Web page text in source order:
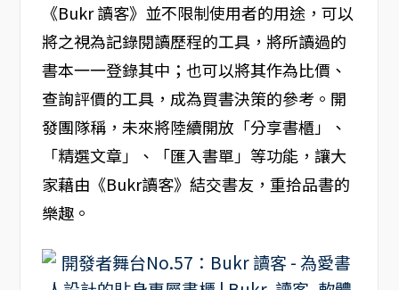
《Bukr 讀客》並不限制使用者的用途，可以
將之視為記錄閱讀歷程的工具，將所讀過的
書本一一登錄其中；也可以將其作為比價、
查詢評價的工具，成為買書決策的參考。開
發團隊稱，未來將陸續開放「分享書櫃」、
「精選文章」、「匯入書單」等功能，讓大
家藉由《Bukr讀客》結交書友，重拾品書的
樂趣。